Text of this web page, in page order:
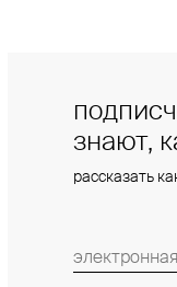
знают,
рассказать